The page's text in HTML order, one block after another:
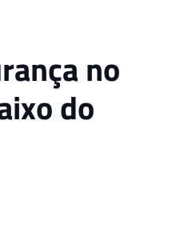
no
do